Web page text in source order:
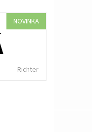
NOVINKA
Richter